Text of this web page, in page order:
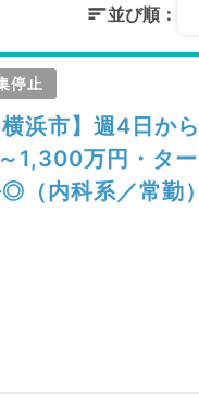
並び順：
停止
横浜市】週4日か
1,300万円・タ
（内科系／常勤）